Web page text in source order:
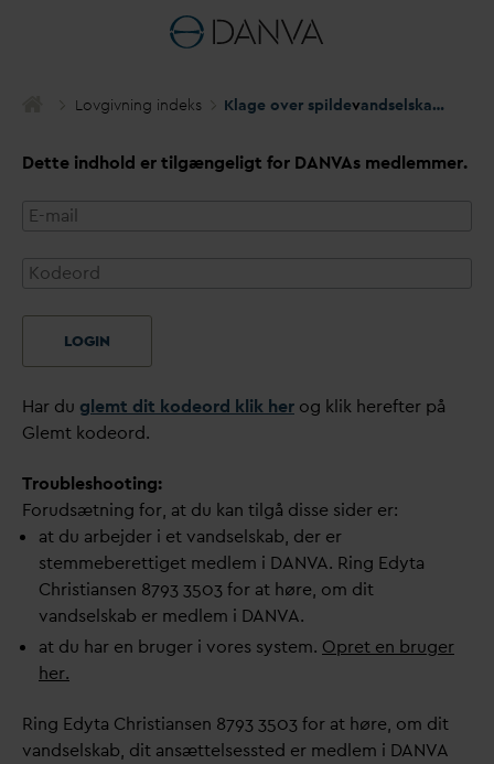
Lovgivning indeks Klage over spildevandselskabs afslag på kontraktligt medlemskab
Dette indhold er tilgængeligt for DANVAs medlemmer.
LOGIN
Har du glemt dit kodeord klik her og klik herefter på
Glemt kodeord.
Troubleshooting:
Forudsætning for, at du kan tilgå disse sider er:
at du arbejder i et vandselskab, der er
stemmeberettiget medlem i DANVA. Ring Edyta
Christiansen 8793 3503 for at høre, om dit
vandselskab er medlem i DANVA.
at du har en bruger i vores system. Opret en bruger
her.
Ring Edyta Christiansen 8793 3503 for at høre, om dit
vandselskab, dit ansættelsessted er medlem i DANVA